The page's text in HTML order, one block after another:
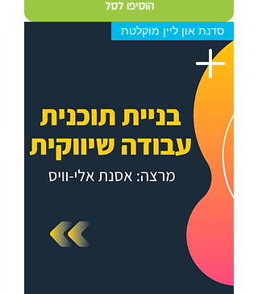
הוסיפו לסל
סדנת און ליין מוקלטת